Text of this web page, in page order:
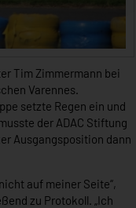
Tim Zimmermann bei
Varennes.
setzte Regen ein und
der ADAC Stiftung
Ausgangsposition dann
auf meiner Seite“,
zu Protokoll. „Ich